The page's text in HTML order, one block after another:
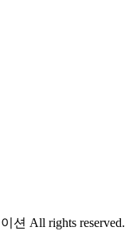
션 All rights reserved.